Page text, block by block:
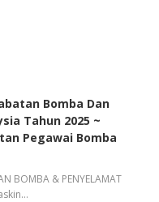
Bomba Dan
Tahun 2025 ~
Pegawai Bomba
BOMBA & PENYELAMAT